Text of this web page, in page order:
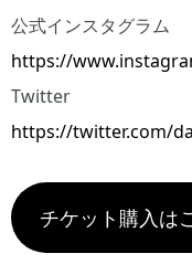
公式インスタグラム
https://
Twitter
https://twitter.com/
チケット購入は